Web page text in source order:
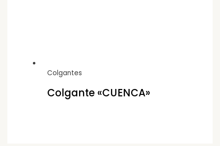
Colgantes
Colgante «CUENCA»